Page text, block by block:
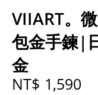
VIIART。
包金手鍊|
金
NT$ 1,590